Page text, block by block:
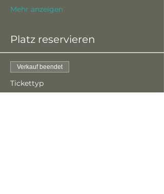
Mehr anzeigen
Platz reservieren
Verkauf beendet
Tickettyp